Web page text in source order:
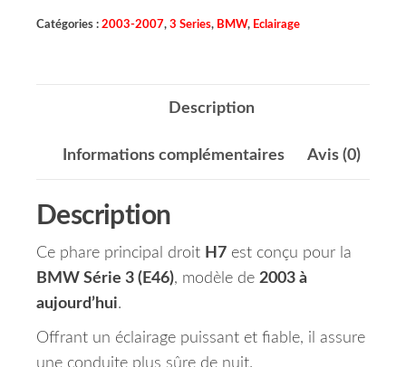
Catégories : 2003-2007, 3 Series, BMW, Eclairage
Description
Informations complémentaires Avis (0)
Description
Ce phare principal droit H7 est conçu pour la
BMW Série 3 (E46), modèle de 2003 à
aujourd’hui.
Offrant un éclairage puissant et fiable, il assure
une conduite plus sûre de nuit.